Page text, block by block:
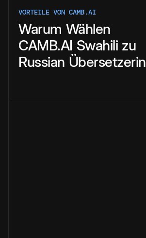
VORTEILE VON CAMB.AI
Warum Wählen
CAMB.AI Swahili zu
Russian Übersetzerin